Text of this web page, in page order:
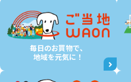
毎日のお買物で、
地域を元気に！